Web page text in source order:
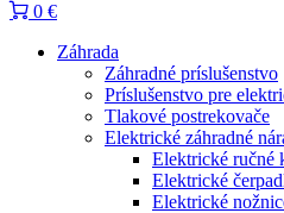
0 €
Záhrada
Záhradné príslušenstvo
Príslušenstvo pre
Tlakové postrekovače
Elektrické záhradné
Elektrické ručné
Elektrické
Elektrické